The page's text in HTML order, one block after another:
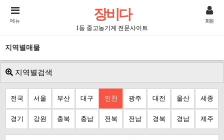
장비다
1등 중고농기계 전문사이트
메뉴 회원
지역별매물
지역별검색
전국 서울 부산 대구 인천 광주 대전 울산 세종
경기 강원 충북 충남 전북 전남 경북 경남 제주